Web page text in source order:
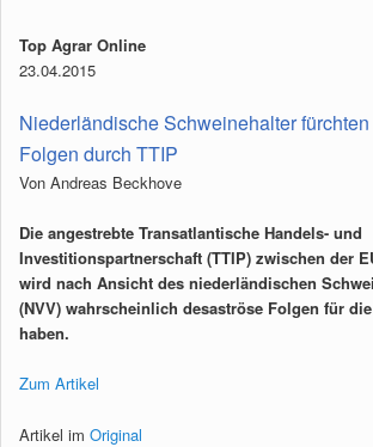
Top Agrar Online
23.04.2015
Niederländische Schweinehalter
Folgen durch TTIP
Von Andreas Beckhove
Die angestrebte Transatlantische Handels- und
Investitionspartnerschaft (TTIP) zwischen der
wird nach Ansicht des niederländischen
(NVV) wahrscheinlich desaströse Folgen für
haben.
Zum Artikel
Artikel im Original